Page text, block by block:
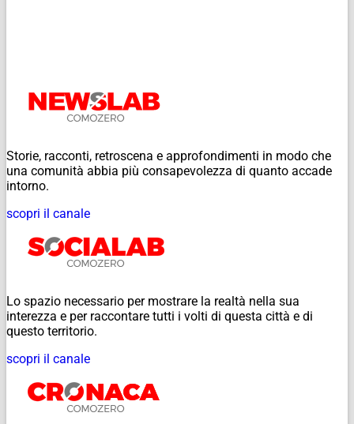
Storie, racconti, retroscena e approfondimenti in modo che
una comunità abbia più consapevolezza di quanto accade
intorno.
scopri il canale
Lo spazio necessario per mostrare la realtà nella sua
interezza e per raccontare tutti i volti di questa città e di
questo territorio.
scopri il canale